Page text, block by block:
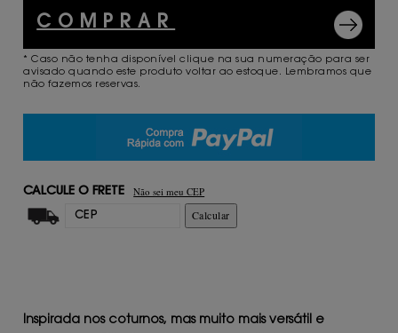
COMPRAR
* Caso não tenha disponível clique na sua numeração para ser
avisado quando este produto voltar ao estoque. Lembramos que
não fazemos reservas.
CALCULE O FRETE Não sei meu CEP
Calcular
Inspirada nos coturnos, mas muito mais versátil e